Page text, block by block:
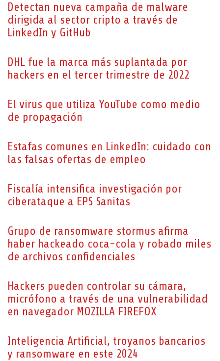
Detectan nueva campaña de malware
dirigida al sector cripto a través de
LinkedIn y GitHub
DHL fue la marca más suplantada por
hackers en el tercer trimestre de 2022
El virus que utiliza YouTube como medio
de propagación
Estafas comunes en LinkedIn: cuidado con
las falsas ofertas de empleo
Fiscalía intensifica investigación por
ciberataque a EPS Sanitas
Grupo de ransomware stormus afirma
haber hackeado coca-cola y robado miles
de archivos confidenciales
Hackers pueden controlar su cámara,
micrófono a través de una vulnerabilidad
en navegador MOZILLA FIREFOX
Inteligencia Artificial, troyanos bancarios
y ransomware en este 2024